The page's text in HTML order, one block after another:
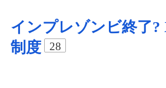
インプレゾンビ終了?
制度
28